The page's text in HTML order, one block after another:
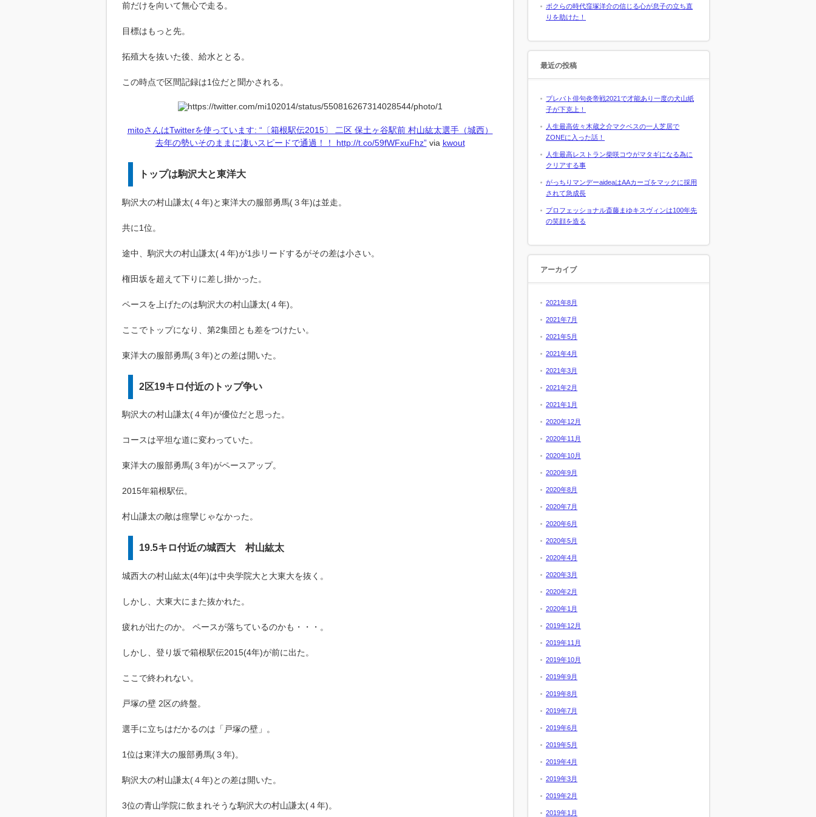
前だけを向いて無心で走る。
目標はもっと先。
拓殖大を抜いた後、給水ととる。
この時点で区間記録は1位だと聞かされる。
mitoさんはTwitterを使っています: “〔箱根駅伝2015〕 二区 保土ヶ谷駅前 村山紘太選手（城西）
去年の勢いそのままに凄いスピードで通過！！ http://t.co/59fWFxuFhz”via kwout
トップは駒沢大と東洋大
駒沢大の村山謙太(４年)と東洋大の服部勇馬(３年)は並走。
共に1位。
途中、駒沢大の村山謙太(４年)が1歩リードするがその差は小さい。
権田坂を超えて下りに差し掛かった。
ペースを上げたのは駒沢大の村山謙太(４年)。
ここでトップになり、第2集団とも差をつけたい。
東洋大の服部勇馬(３年)との差は開いた。
2区19キロ付近のトップ争い
駒沢大の村山謙太(４年)が優位だと思った。
コースは平坦な道に変わっていた。
東洋大の服部勇馬(３年)がペースアップ。
2015年箱根駅伝。
村山謙太の敵は痙攣じゃなかった。
19.5キロ付近の城西大 村山紘太
城西大の村山紘太(4年)は中央学院大と大東大を抜く。
しかし、大東大にまた抜かれた。
疲れが出たのか。 ペースが落ちているのかも・・・。
しかし、登り坂で箱根駅伝2015(4年)が前に出た。
ここで終われない。
戸塚の壁 2区の終盤。
選手に立ちはだかるのは「戸塚の壁」。
1位は東洋大の服部勇馬(３年)。
駒沢大の村山謙太(４年)との差は開いた。
3位の青山学院に飲まれそうな駒沢大の村山謙太(４年)。
ボクらの時代窪塚洋介の信じる心が息子の立ち直
りを助けた！
最近の投稿
プレバト俳句炎帝戦2021で才能あり一度の犬山紙
子が下克上！
人生最高佐々木蔵之介マクベスの一人芝居で
ZONEに入った話！
人生最高レストラン柴咲コウがマタギになる為に
クリアする事
がっちりマンデーaideaはAAカーゴをマックに採用
されて急成長
プロフェッショナル斎藤まゆキスヴィンは100年先
の笑顔を造る
アーカイブ
2021年8月
2021年7月
2021年5月
2021年4月
2021年3月
2021年2月
2021年1月
2020年12月
2020年11月
2020年10月
2020年9月
2020年8月
2020年7月
2020年6月
2020年5月
2020年4月
2020年3月
2020年2月
2020年1月
2019年12月
2019年11月
2019年10月
2019年9月
2019年8月
2019年7月
2019年6月
2019年5月
2019年4月
2019年3月
2019年2月
2019年1月